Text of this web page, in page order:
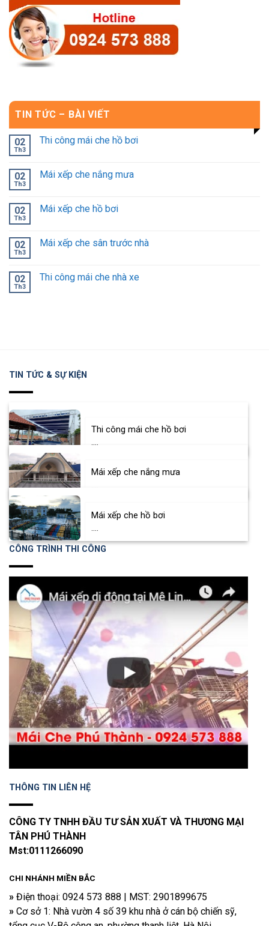
TIN TỨC – BÀI VIẾT
02
Th3
Thi công mái che hồ bơi
02
Th3
Mái xếp che nắng mưa
02
Th3
Mái xếp che hồ bơi
02
Th3
Mái xếp che sân trước nhà
02
Th3
Thi công mái che nhà xe
TIN TỨC & SỰ KIỆN
Thi công mái che hồ bơi
....
Mái xếp che nắng mưa
Mái xếp che hồ bơi
CÔNG TRÌNH THI CÔNG
THÔNG TIN LIÊN HỆ
CÔNG TY TNHH ĐẦU TƯ SẢN XUẤT VÀ THƯƠNG MẠI
TÂN PHÚ THÀNH
Mst:0111266090
CHI NHÁNH MIỀN BẮC
»Điện thoại​: 0924 573 888 | MST: 2901899675
»Cơ sở 1: Nhà vườn 4 số 39 khu nhà ở cán bộ chiến sỹ,